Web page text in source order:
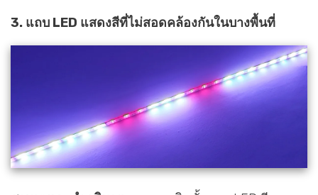
3. แถบ LED แสดงสีที่ไม่สอดคล้องกันในบางพื้นที่